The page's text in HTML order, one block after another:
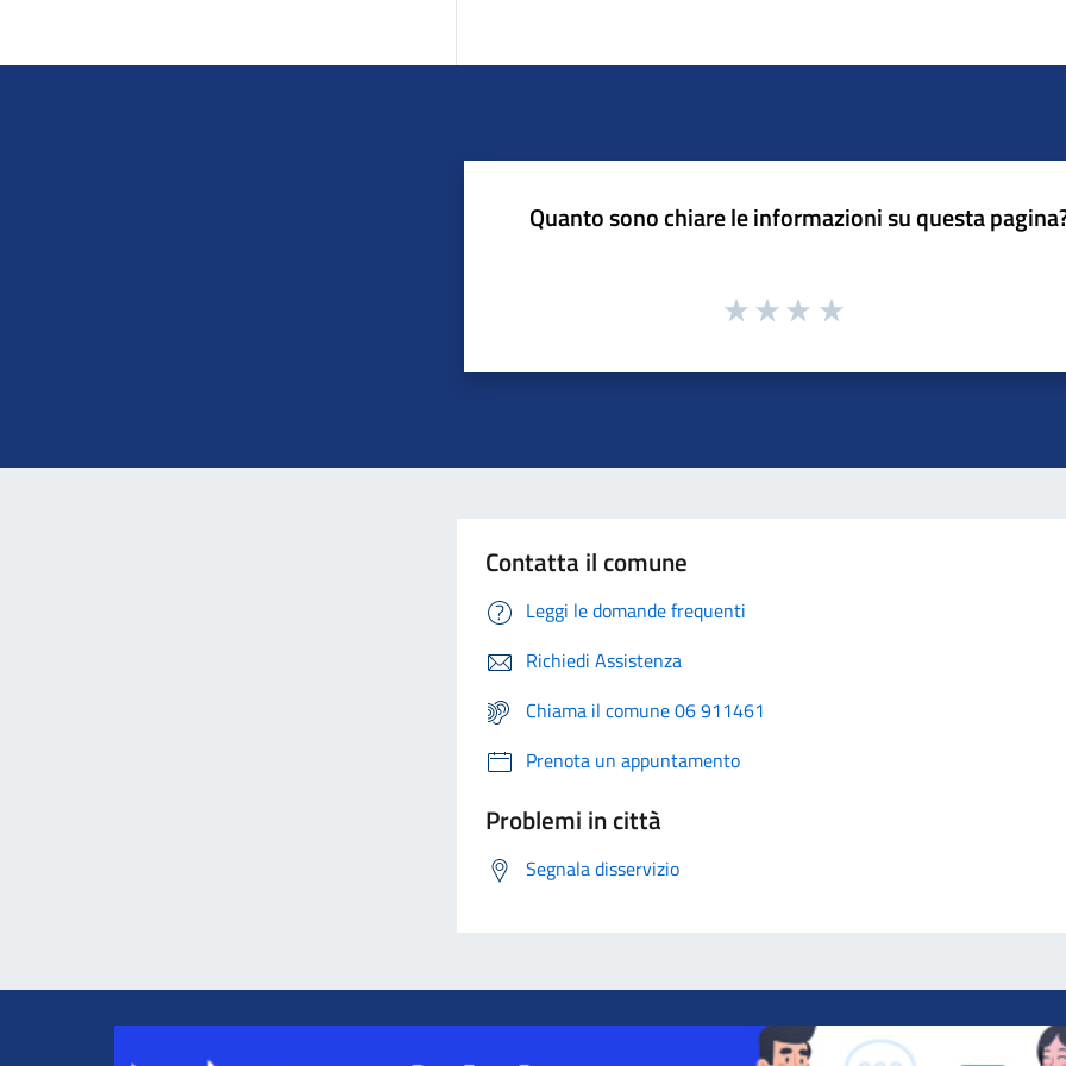
Quanto sono chiare le informazioni su questa
Contatta il comune
Leggi le domande frequenti
Richiedi Assistenza
Chiama il comune 06 911461
Prenota un appuntamento
Problemi in città
Segnala disservizio